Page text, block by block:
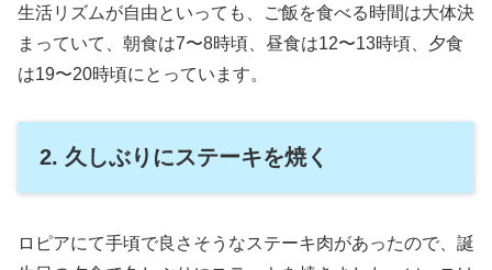
生活リズムが自由といっても、ご飯を食べる時間は大体決
まっていて、朝食は7〜8時頃、昼食は12〜13時頃、夕食
は19〜20時頃にとっています。
2. 久しぶりにステーキを焼く
ロピアにて手頃で良さそうなステーキ肉があったので、誕